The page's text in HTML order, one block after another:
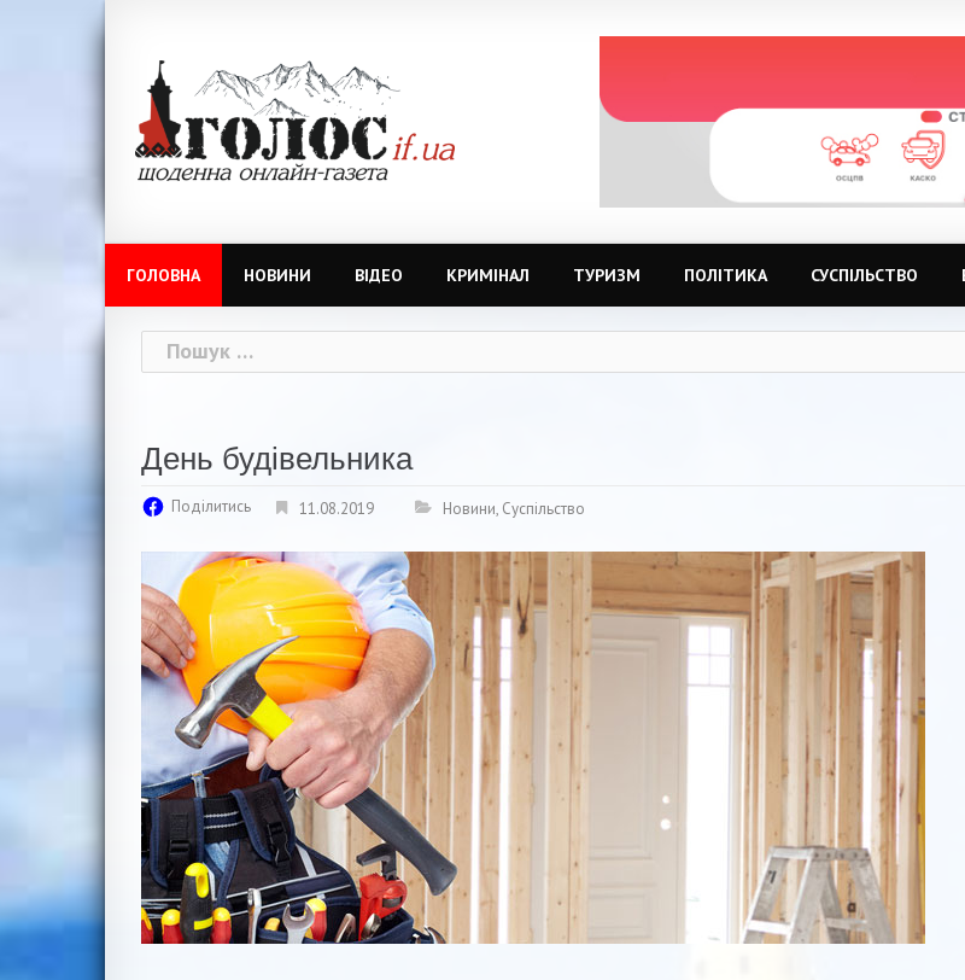
ГОЛОВНА НОВИНИ ВІДЕО КРИМІНАЛ ТУРИЗМ ПОЛІТИКА СУСПІЛЬСТВО
Пошук:
День будівельника
Поділитись 11.08.2019 Новини, Суспільство